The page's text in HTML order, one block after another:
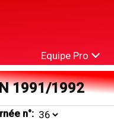
Equipe Pro
1991/1992
n°: